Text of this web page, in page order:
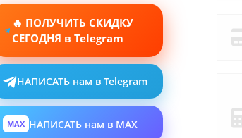
🔥 ПОЛУЧИТЬ СКИДКУ
СЕГОДНЯ в Telegram
НАПИСАТЬ нам в Telegram
MAX НАПИСАТЬ нам в MAX